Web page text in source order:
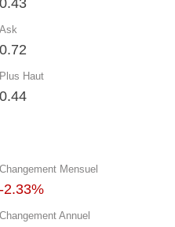
0.43
Ask
0.72
Plus Haut
0.44
Changement Mensuel
-2.33%
Changement Annuel